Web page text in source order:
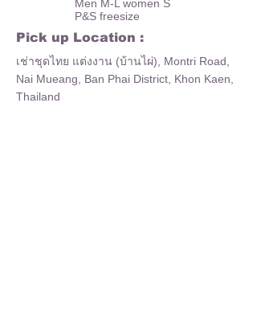
Men M-L women S
P&S freesize
Pick up Location :
เช่าชุดไทย แต่งงาน (บ้านไผ่), Montri Road,
Nai Mueang, Ban Phai District, Khon Kaen,
Thailand